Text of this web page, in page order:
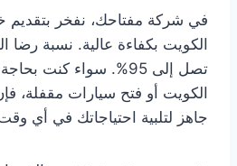
في شركة مفتاحك، نفخر بتقديم
الكويت بكفاءة عالية. نسبة رضا
تصل إلى 95%. سواء كنت
الكويت أو فتح سيارات مقفلة،
جاهز لتلبية احتياجاتك في أي